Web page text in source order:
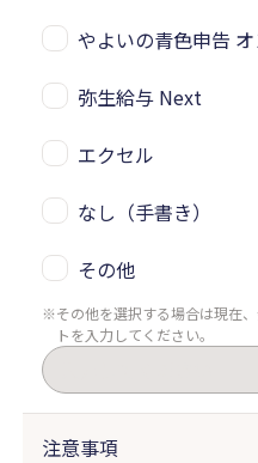
やよいの青色申告
弥生給与 Next
エクセル
なし（手書き）
その他
その他を選択する場合は現在
トを入力してください。
注意事項